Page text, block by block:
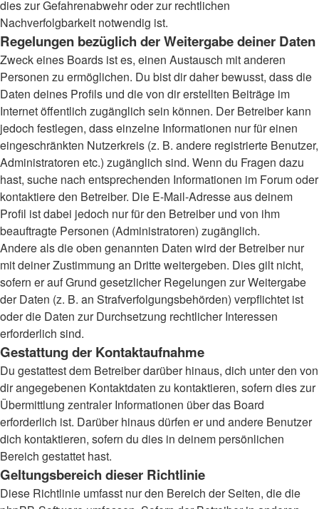
dies zur Gefahrenabwehr oder zur rechtlichen
Nachverfolgbarkeit notwendig ist.
Regelungen bezüglich der Weitergabe deiner Daten
Zweck eines Boards ist es, einen Austausch mit anderen
Personen zu ermöglichen. Du bist dir daher bewusst, dass die
Daten deines Profils und die von dir erstellten Beiträge im
Internet öffentlich zugänglich sein können. Der Betreiber kann
jedoch festlegen, dass einzelne Informationen nur für einen
eingeschränkten Nutzerkreis (z. B. andere registrierte Benutzer,
Administratoren etc.) zugänglich sind. Wenn du Fragen dazu
hast, suche nach entsprechenden Informationen im Forum oder
kontaktiere den Betreiber. Die E-Mail-Adresse aus deinem
Profil ist dabei jedoch nur für den Betreiber und von ihm
beauftragte Personen (Administratoren) zugänglich.
Andere als die oben genannten Daten wird der Betreiber nur
mit deiner Zustimmung an Dritte weitergeben. Dies gilt nicht,
sofern er auf Grund gesetzlicher Regelungen zur Weitergabe
der Daten (z. B. an Strafverfolgungsbehörden) verpflichtet ist
oder die Daten zur Durchsetzung rechtlicher Interessen
erforderlich sind.
Gestattung der Kontaktaufnahme
Du gestattest dem Betreiber darüber hinaus, dich unter den von
dir angegebenen Kontaktdaten zu kontaktieren, sofern dies zur
Übermittlung zentraler Informationen über das Board
erforderlich ist. Darüber hinaus dürfen er und andere Benutzer
dich kontaktieren, sofern du dies in deinem persönlichen
Bereich gestattet hast.
Geltungsbereich dieser Richtlinie
Diese Richtlinie umfasst nur den Bereich der Seiten, die die